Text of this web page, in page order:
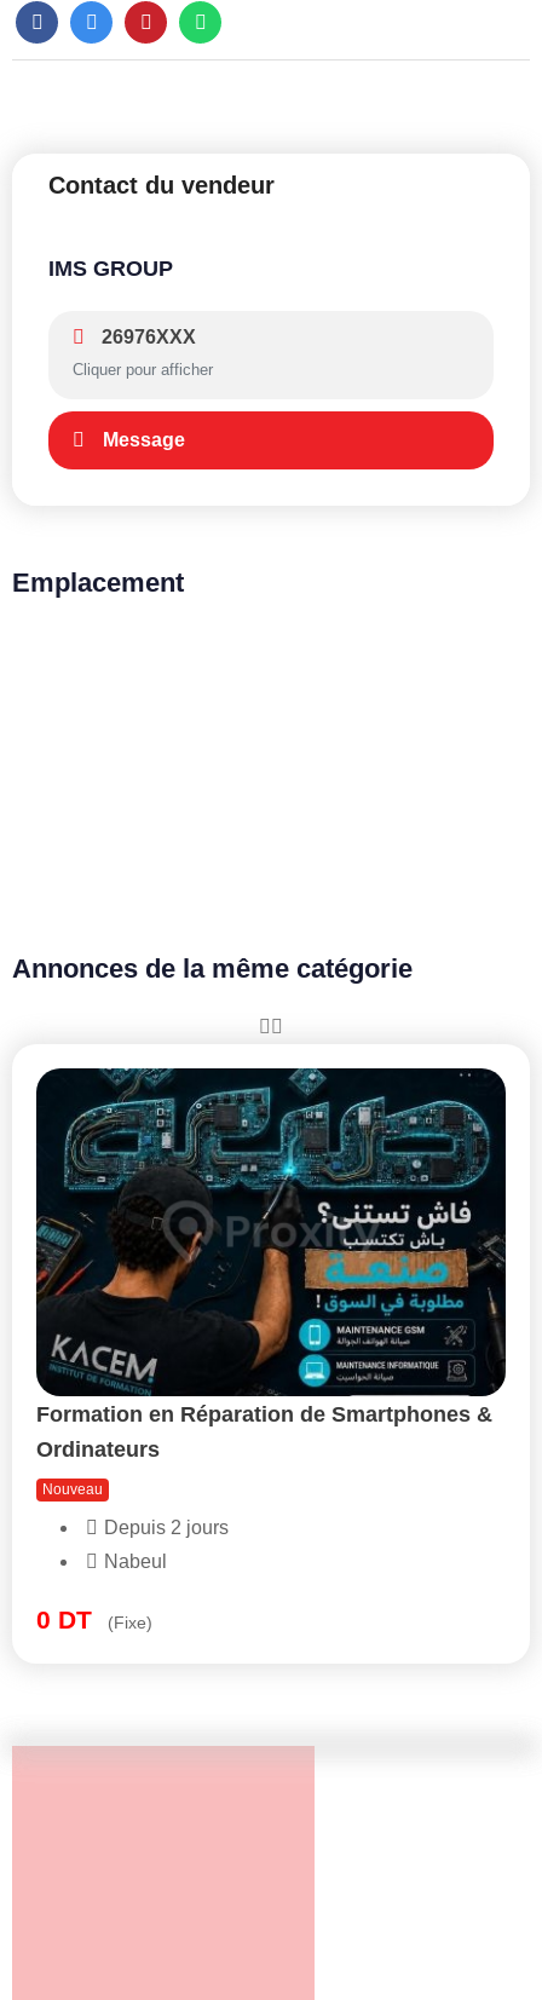
Contact du vendeur
IMS GROUP
26976XXX
Cliquer pour afficher
Message
Emplacement
Annonces de la même catégorie
Formation en Réparation de Smartphones &
Ordinateurs
Nouveau
Depuis 2 jours
Nabeul
0 DT (Fixe)